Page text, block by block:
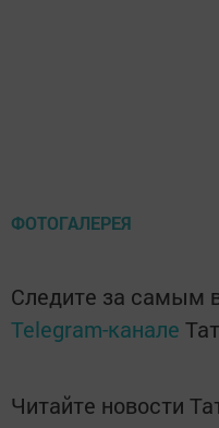
ФОТОГАЛЕРЕЯ
Следите за самым
Telegram-канале
Читайте новости